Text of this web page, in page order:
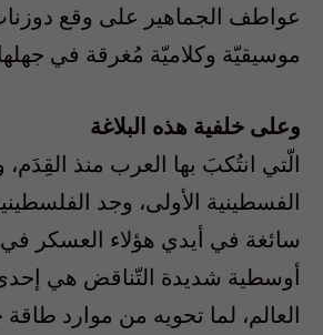
عواطف الجماهير على وقع
موسيقيّة وكلاميّة مُغرقة في جهلها
وعلى خلفية هذه البلاغة
الّتي انتُكبَ بها العرب منذ القِدَم،
الفسطينية الأولى، وجد
سائغة في أيدي هؤلاء العسكر
أوسطية شديدة التّناقض هي
العالم، لما تحويه من موارد طاقة